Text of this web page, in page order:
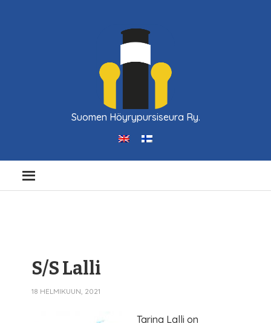
Suomen Höyrypursiseura Ry.
S/S Lalli
18 HELMIKUUN, 2021
Tarina Lalli on